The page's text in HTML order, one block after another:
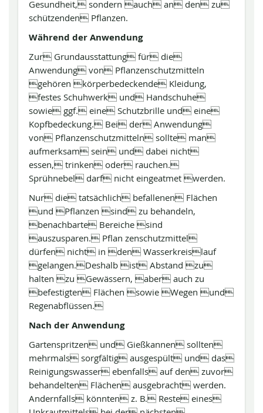
Gesundheit, sondern auch an den zu
schützenden Pflanzen.
Während der Anwendung
Zur Grundausstattung für die
Anwendung von Pflanzenschutzmitteln
gehören körperbedeckende Kleidung,
festes Schuhwerk und Handschuhe
sowie ggf. eine Schutzbrille und eine
Kopfbedeckung. Bei der Anwendung
von Pflanzenschutzmitteln sollte man
aufmerksam sein und dabei nicht
essen, trinken oder rauchen.
Sprühnebel darf nicht eingeatmet werden.
Nur die tatsächlich befallenen Flächen
und Pflanzen sind zu behandeln,
benachbarte Bereiche sind
auszusparen. Pflan zenschutzmittel
dürfen nicht in den Wasserkreislauf
gelangen.Deshalb ist Abstand zu
halten zu Gewässern, aber auch zu
befestigten Flächen sowie Wegen und
Regenabflüssen.
Nach der Anwendung
Gartenspritzen und Gießkannen sollten
mehrmals sorgfältig ausgespült und das
Reinigungswasser ebenfalls auf den zuvor
behandelten Flächen ausgebracht werden.
Andernfalls könnten z. B. Reste eines